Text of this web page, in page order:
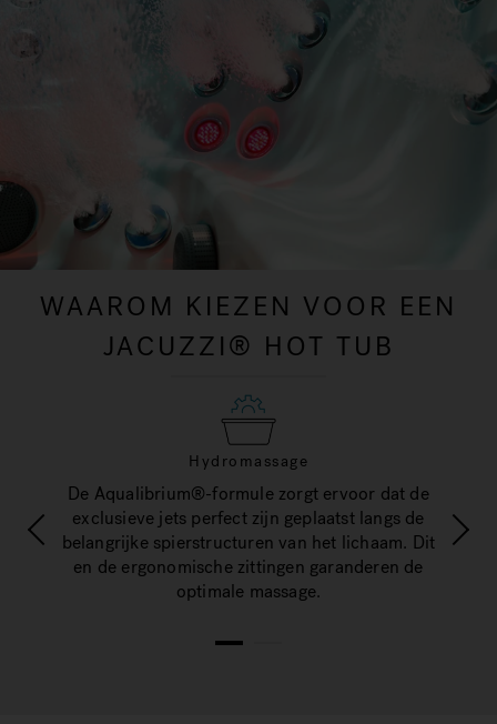
WAAROM KIEZEN VOOR EEN
JACUZZI® HOT TUB
de
Hydromassage
De Aqualibrium®-formule zorgt ervoor dat de
exclusieve jets perfect zijn geplaatst langs de
belangrijke spierstructuren van het lichaam. Dit
en de ergonomische zittingen garanderen de
optimale massage.
1